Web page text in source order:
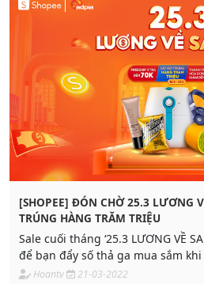
[SHOPEE] ĐÓN CHỜ 25.3 LƯƠNG
TRÚNG HÀNG TRĂM TRIỆU
Sale cuối tháng ‘25.3 LƯƠNG VỀ
để bạn đẩy số thả ga mua sắm
nè Hoantv 21-03-2022